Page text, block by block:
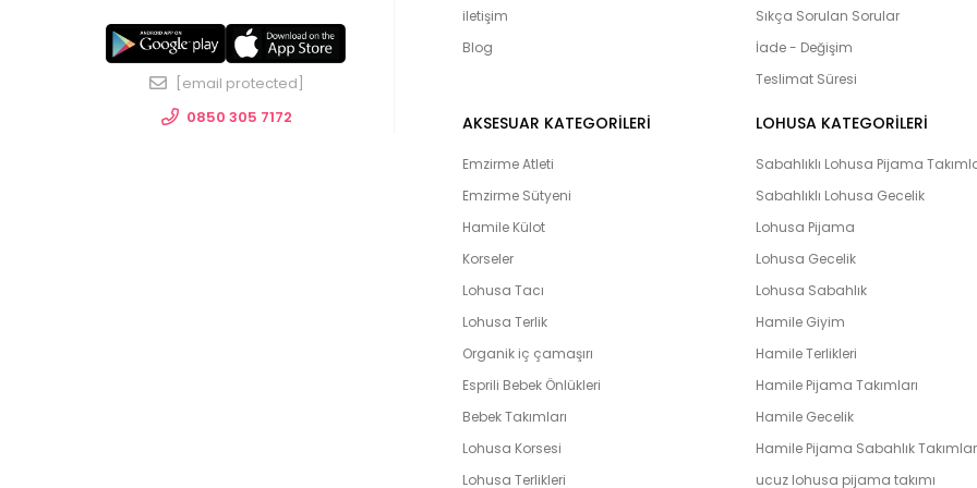
çıkış setlerini yaptıran ve
bulunmaktadır. Lohusahamile
hamile olarak en hızlı bir şekilde
unutmayın. Unutmayalım ki
[email protected]
0850 305 7172
iletişim
Blog
Sıkça Sorulan Sorular
İade - Değişim
Teslimat Süresi
AKSESUAR KATEGORİLERİ
Emzirme Atleti
Emzirme Sütyeni
Hamile Külot
Korseler
Lohusa Tacı
Lohusa Terlik
Organik iç çamaşırı
Esprili Bebek Önlükleri
Bebek Takımları
Lohusa Korsesi
Lohusa Terlikleri
LOHUSA KATEGORİLERİ
Sabahlıklı Lohusa Pijama
Sabahlıklı Lohusa Gecelik
Lohusa Pijama
Lohusa Gecelik
Lohusa Sabahlık
Hamile Giyim
Hamile Terlikleri
Hamile Pijama Takımları
Hamile Gecelik
Hamile Pijama Sabahlık
ucuz lohusa pijama takımı